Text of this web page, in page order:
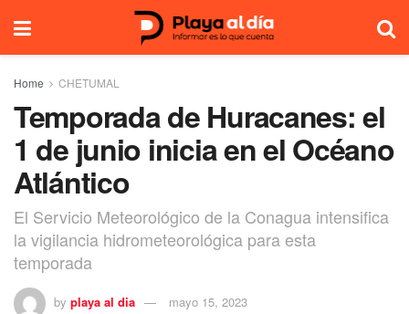
Home CHETUMAL
Temporada de Huracanes: el
1 de junio inicia en el Océano
Atlántico
El Servicio Meteorológico de la Conagua intensifica
la vigilancia hidrometeorológica para esta
temporada
by playa al dia mayo 15, 2023